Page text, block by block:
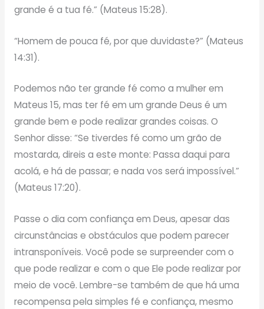
grande é a tua fé.” (Mateus 15:28).
“Homem de pouca fé, por que duvidaste?” (Mateus
14:31).
Podemos não ter grande fé como a mulher em
Mateus 15, mas ter fé em um grande Deus é um
grande bem e pode realizar grandes coisas. O
Senhor disse: “Se tiverdes fé como um grão de
mostarda, direis a este monte: Passa daqui para
acolá, e há de passar; e nada vos será impossível.”
(Mateus 17:20).
Passe o dia com confiança em Deus, apesar das
circunstâncias e obstáculos que podem parecer
intransponíveis. Você pode se surpreender com o
que pode realizar e com o que Ele pode realizar por
meio de você. Lembre-se também de que há uma
recompensa pela simples fé e confiança, mesmo